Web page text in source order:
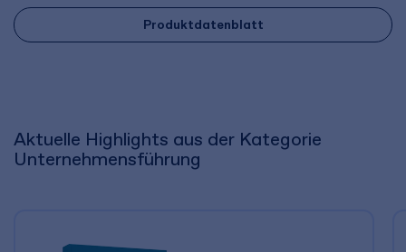
Produktdatenblatt
Aktuelle Highlights aus der Kategorie
Unternehmensführung